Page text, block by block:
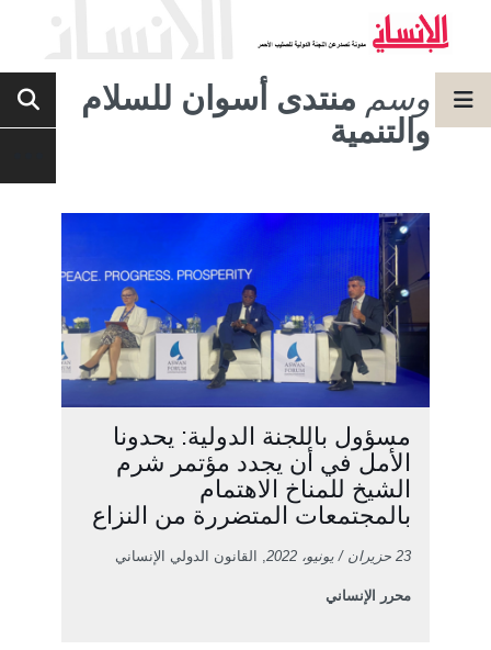
وسم منتدى أسوان للسلام
والتنمية
مسؤول باللجنة الدولية: يحدونا
الأمل في أن يجدد مؤتمر شرم
الشيخ للمناخ الاهتمام
بالمجتمعات المتضررة من النزاع
23 حزيران / يونيو، 2022 , القانون الدولي الإنساني
محرر الإنساني